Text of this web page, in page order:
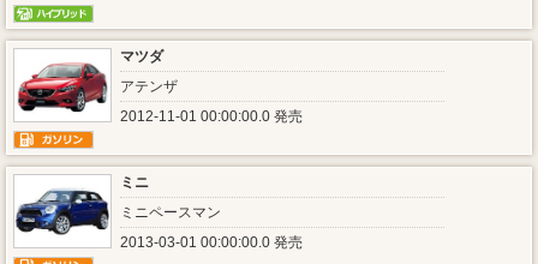
マツダ
アテンザ
2012-11-01 00:00:00.0 発売
ミニ
ミニペースマン
2013-03-01 00:00:00.0 発売